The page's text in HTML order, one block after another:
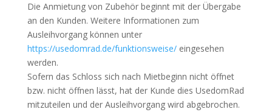
Die Anmietung von Zubehör beginnt mit der Übergabe
an den Kunden. Weitere Informationen zum
Ausleihvorgang können unter
https://usedomrad.de/funktionsweise/eingesehen
werden.
Sofern das Schloss sich nach Mietbeginn nicht öffnet
bzw. nicht öffnen lässt, hat der Kunde dies UsedomRad
mitzuteilen und der Ausleihvorgang wird abgebrochen.